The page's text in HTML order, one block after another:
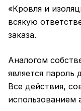
«Кровля и
всякую
заказа.
Аналогом
является пароль
Все действия,
использованием